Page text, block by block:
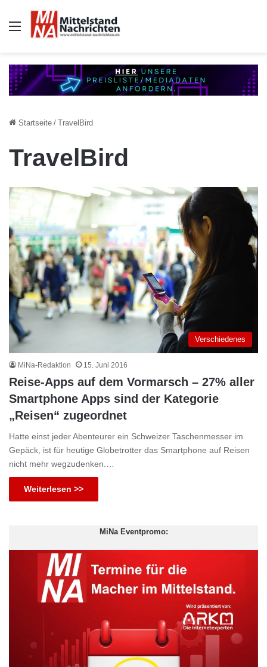
Auswahl
Startseite / TravelBird
TravelBird
Verschiedenes
MiNa-Redaktion 15. Juni 2016
Reise-Apps auf dem Vormarsch – 27% aller
Smartphone Apps sind der Kategorie
„Reisen“ zugeordnet
Hatte einst jeder Abenteurer ein Schweizer Taschenmesser im
Gepäck, ist für heutige Globetrotter das Smartphone auf Reisen
nicht mehr wegzudenken.…
Weiterlesen >>
MiNa Eventpromo: